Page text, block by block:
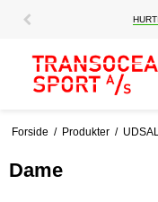
Forside / Produkter /
Dame